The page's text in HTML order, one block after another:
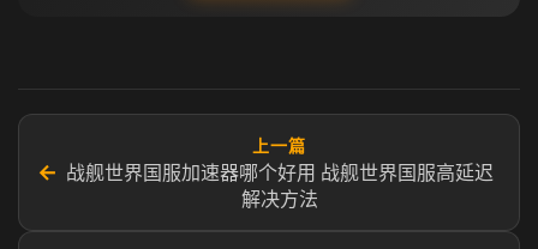
←
上一篇
战舰世界国服加速器哪个好用 战舰世界国服高延迟
解决方法